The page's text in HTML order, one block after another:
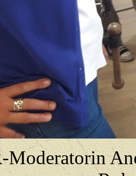
Moderatorin